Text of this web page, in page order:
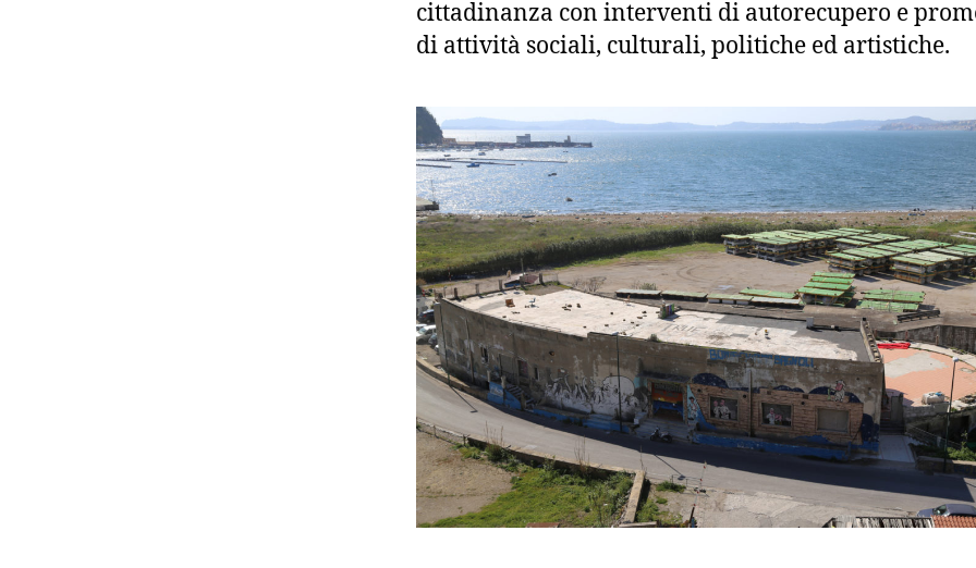
cittadinanza con interventi di autorecupero e
di attività sociali, culturali, politiche ed artistiche.